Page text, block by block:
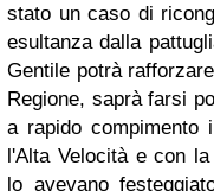
stato un caso di
esultanza dalla
Gentile potrà
Regione, saprà farsi
a rapido compimento
l'Alta Velocità e con
lo avevano